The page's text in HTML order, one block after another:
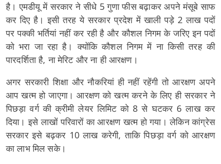
है। एमडीयू में सरकार ने सीधे 5 गुणा फीस बढ़ाकर अपने मंसूबे साफ
कर दिए है। इसी तरह ये सरकार प्रदेश में खाली पड़े 2 लाख पदों
पर पक्की भर्तियां नहीं कर रही है और कौशल निगम के जरिए इन पदों
को भरा जा रहा है। क्योंकि कौशल निगम में ना किसी तरह की
पारदर्शिता है, ना मेरिट और ना ही आरक्षण।
अगर सरकारी शिक्षा और नौकरियां ही नहीं रहेंगी तो आरक्षण अपने
आप खत्म हो जाएगा। आरक्षण को खत्म करने के लिए ही सरकार ने
पिछड़ा वर्ग की क्रीमी लेयर लिमिट को 8 से घटकर 6 लाख कर
दिया। इसे लाखों परिवारों का आरक्षण खत्म हो गया। लेकिन कांग्रेस
सरकार इसे बढ़कर 10 लाख करेगी, ताकि पिछड़ा वर्ग को आरक्षण
का लाभ मिल सके।